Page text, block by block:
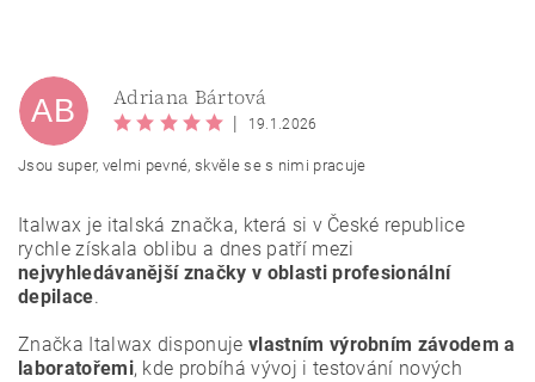
Vložením hodnocení souhlasíte sezásadami ochrany
osobních údajů.
AB Adriana Bártová
| 19.1.2026
Jsou super, velmi pevné, skvěle se s nimi pracuje
Italwax je italská značka, která si v České republice
rychle získala oblibu a dnes patří mezi
nejvyhledávanější značky v oblasti profesionální
depilace.
Značka Italwax disponuje vlastním výrobním závodem a
laboratořemi, kde probíhá vývoj i testování nových